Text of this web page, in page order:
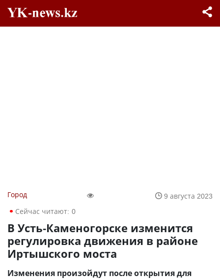
Город
9 августа 2023
Сейчас читают: 0
В Усть-Каменогорске изменится
регулировка движения в районе
Иртышского моста
Изменения произойдут после открытия для